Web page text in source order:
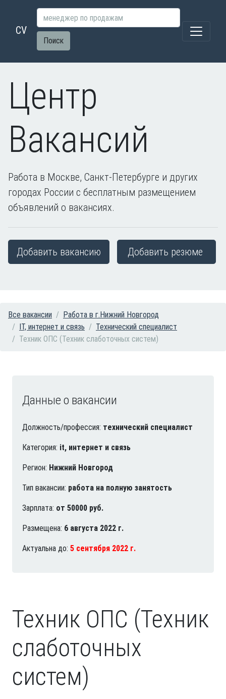
CV
Поиск
Центр
Вакансий
Работа в Москве, Санкт-Петербурге и других
городах России с бесплатным размещением
объявлений о вакансиях.
Добавить вакансию Добавить резюме
Все вакансии
Работа в г.Нижний Новгород
IT, интернет и связь
Технический специалист
Техник ОПС (Техник слаботочных систем)
Данные о вакансии
Должность/профессия: технический специалист
Категория: it, интернет и связь
Регион: Нижний Новгород
Тип вакансии: работа на полную занятость
Зарплата: от 50000 руб.
Размещена: 6 августа 2022 г.
Актуальна до: 5 сентября 2022 г.
Техник ОПС (Техник
слаботочных
систем)